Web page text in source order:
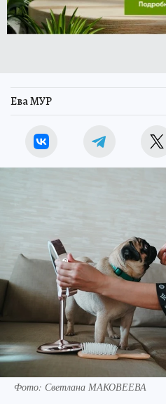
Ева МУР
Фото: Светлана МАКОВЕЕВА